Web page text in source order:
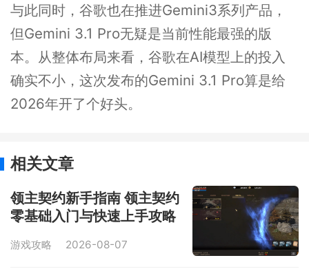
与此同时，谷歌也在推进Gemini3系列产品，
但Gemini 3.1 Pro无疑是当前性能最强的版
本。从整体布局来看，谷歌在AI模型上的投入
确实不小，这次发布的Gemini 3.1 Pro算是给
2026年开了个好头。
相关文章
领主契约新手指南 领主契约
零基础入门与快速上手攻略
游戏攻略 2026-08-07